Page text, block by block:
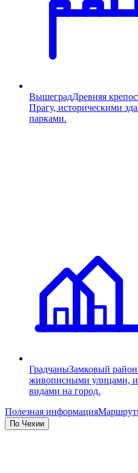
ВышеградДревняя
Прагу, историческими
парками.
ГрадчаныЗамковый
живописными улицами,
видами на город.
Полезная информация
По Чехии